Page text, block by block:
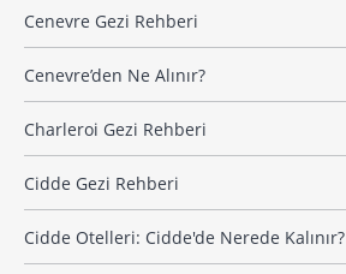
Cenevre Gezi Rehberi
Cenevre’den Ne Alınır?
Charleroi Gezi Rehberi
Cidde Gezi Rehberi
Cidde Otelleri: Cidde'de Nerede Kalınır?